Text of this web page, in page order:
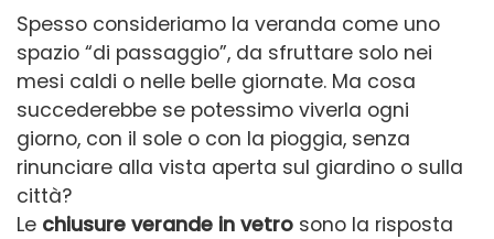
Spesso consideriamo la veranda come uno
spazio “di passaggio”, da sfruttare solo nei
mesi caldi o nelle belle giornate. Ma cosa
succederebbe se potessimo viverla ogni
giorno, con il sole o con la pioggia, senza
rinunciare alla vista aperta sul giardino o sulla
città?
Le chiusure verande in vetro sono la risposta